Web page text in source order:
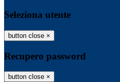
Seleziona utente
button close ×
Recupero password
button close ×